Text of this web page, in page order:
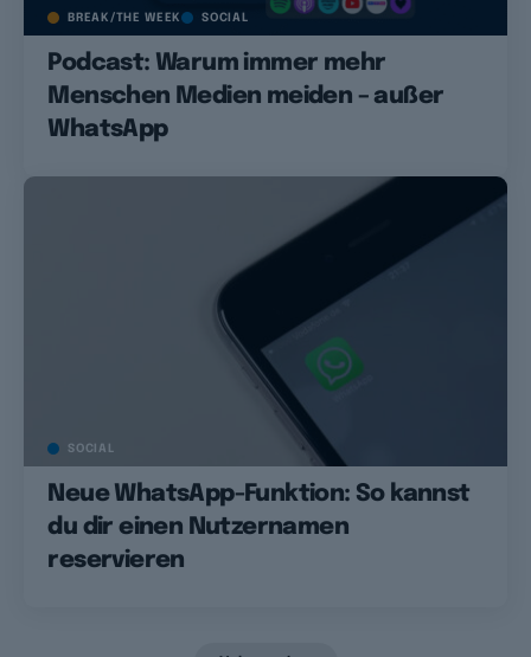
BREAK/THE WEEK SOCIAL
Podcast: Warum immer mehr
Menschen Medien meiden – außer
WhatsApp
SOCIAL
Neue WhatsApp-Funktion: So kannst
du dir einen Nutzernamen
reservieren